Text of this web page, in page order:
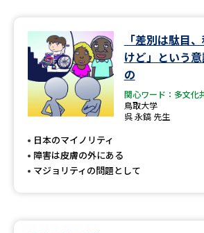
先輩が入学を決めた理由 テレメー
新生活お役立ちガイド
学問発見
「差別は駄目
けど」という
の
関心ワード：多文化
鳥取大学
呉 永鎬 先生
日本のマイノリティ
障害は皮膚の外にある
マジョリティの問題として